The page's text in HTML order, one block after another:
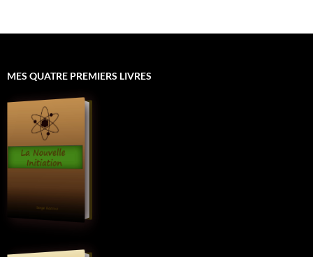
MES QUATRE PREMIERS LIVRES